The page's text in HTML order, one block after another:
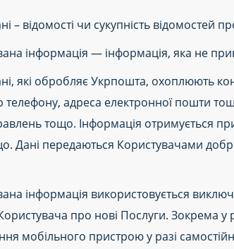
– відомості чи сукупність
інформація — інформація, яка не
які обробляє Укрпошта, охоплюють
телефону, адреса електронної пошти
тощо. Інформація отримується
Дані передаються Користувачами
інформація використовується
про нові Послуги. Зокрема у
мобільного пристрою у разі